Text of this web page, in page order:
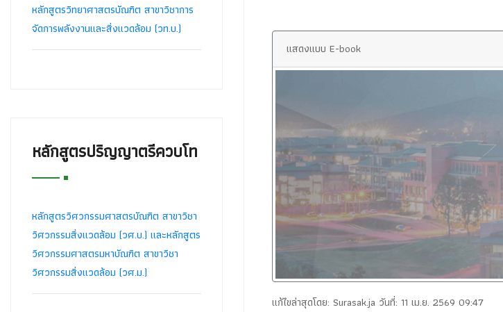
หลักสูตรวิทยาศาสตรบัณฑิต สาขาวิชาการ
จัดการพลังงานและสิ่งแวดล้อม (วท.บ.)
หลักสูตรปริญญาตรีควบโท
หลักสูตรวิศวกรรมศาสตรบัณฑิต สาขาวิชา
วิศวกรรมสิ่งแวดล้อม (วศ.บ.) และหลักสูตร
วิศวกรรมศาสตรมหาบัณฑิต สาขาวิชา
วิศวกรรมสิ่งแวดล้อม (วศ.ม.)
แสดงแบบ E-book
แก้ไขล่าสุดโดย: Surasak.ja วันที่: 11 เม.ย. 2569 09:47